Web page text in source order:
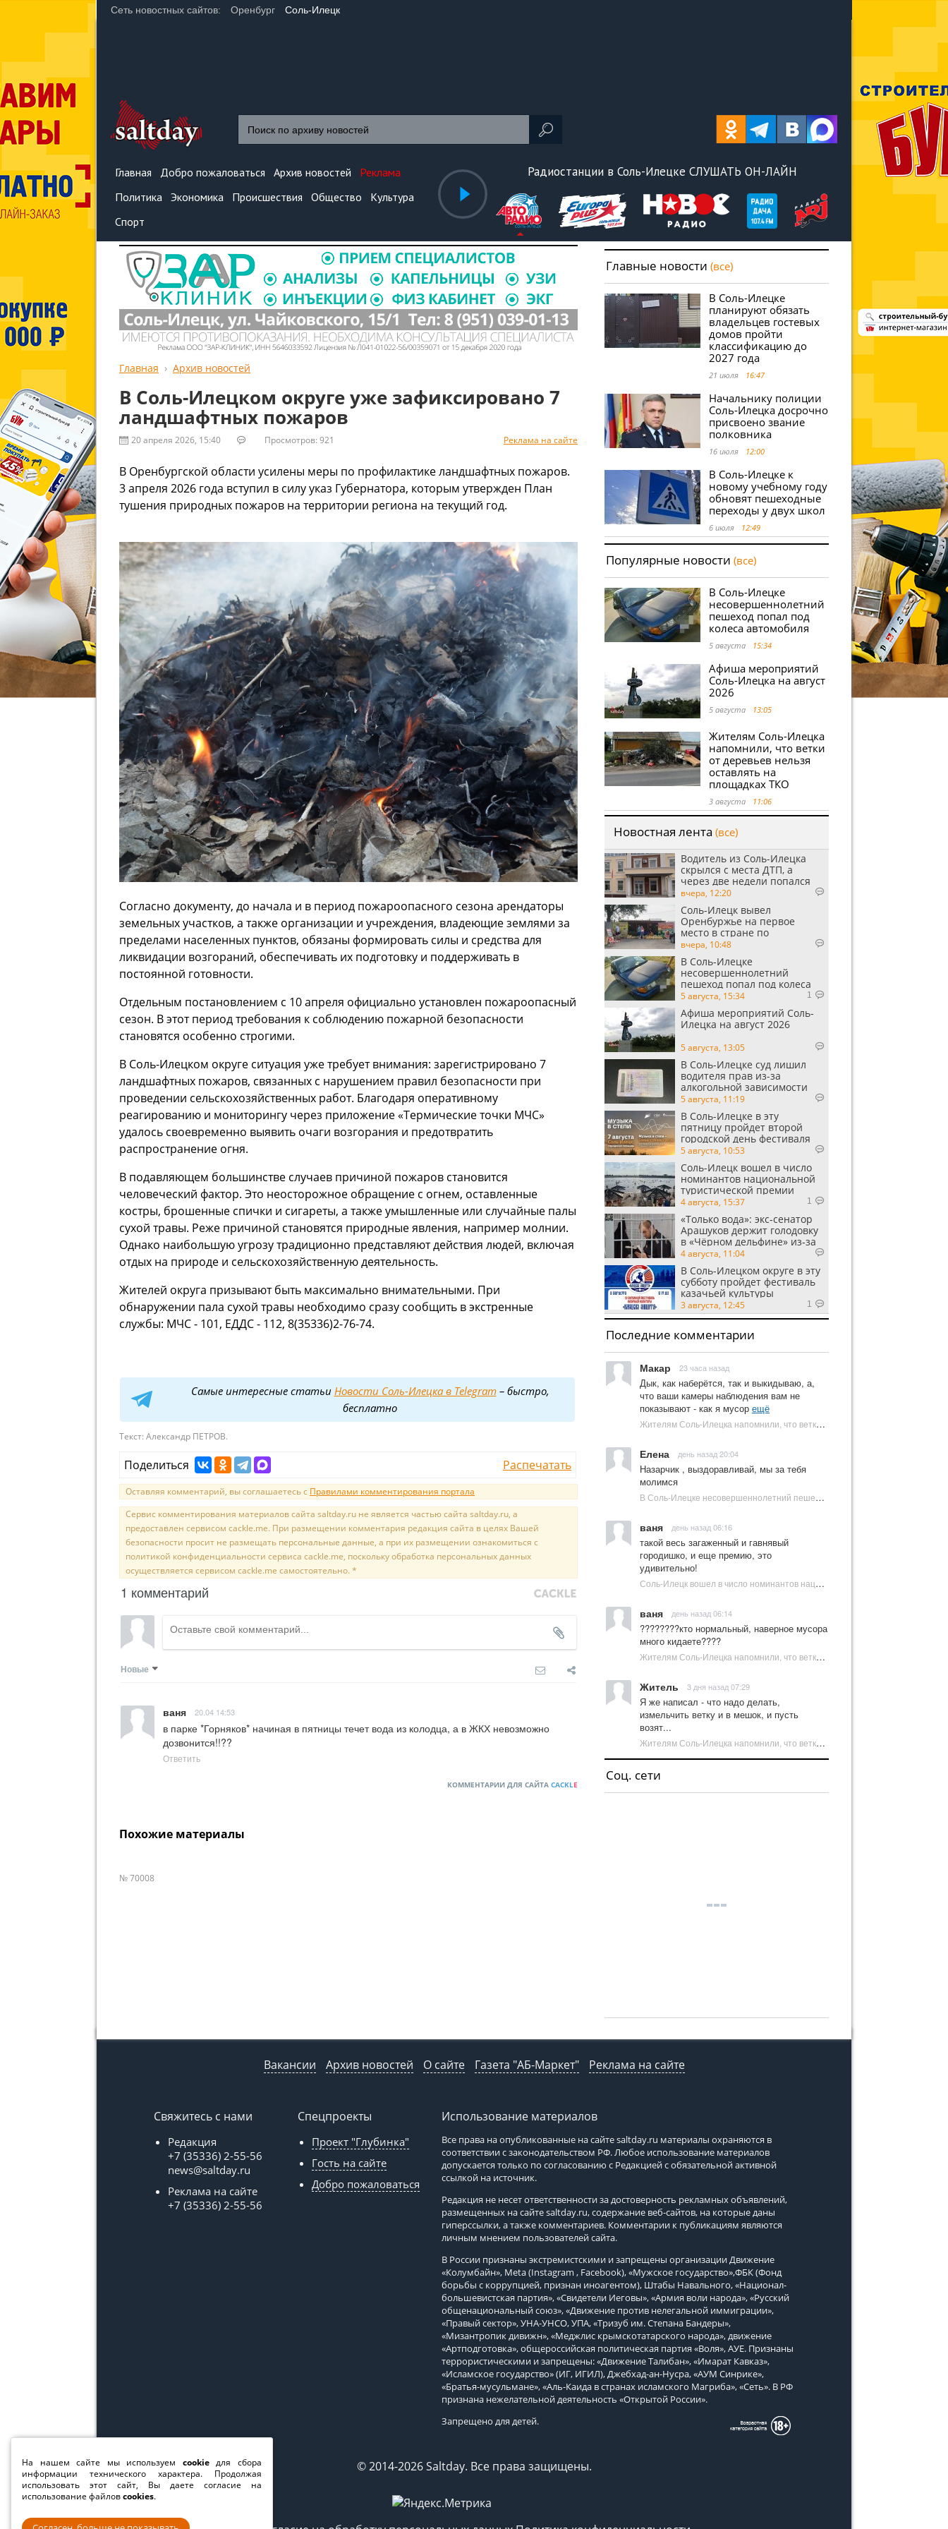
Сеть новостных сайтов: Оренбург Соль-Илецк
Главная Добро пожаловаться Архив новостей
Реклама
Политика Экономика Происшествия Общество
Культура
Спорт
Радиостанции в Соль-Илецке СЛУШАТЬ ОН-ЛАЙН
Главная Архив новостей
В Соль-Илецком округе уже зафиксировано 7
ландшафтных пожаров
20 апреля 2026, 15:40 Просмотров: 921 Реклама на сайте
В Оренбургской области усилены меры по профилактике ландшафтных пожаров.
3 апреля 2026 года вступил в силу указ Губернатора, которым утвержден План
тушения природных пожаров на территории региона на текущий год.
Согласно документу, до начала и в период пожароопасного сезона арендаторы
земельных участков, а также организации и учреждения, владеющие землями за
пределами населенных пунктов, обязаны формировать силы и средства для
ликвидации возгораний, обеспечивать их подготовку и поддерживать в
постоянной готовности.
Отдельным постановлением с 10 апреля официально установлен пожароопасный
сезон. В этот период требования к соблюдению пожарной безопасности
становятся особенно строгими.
В Соль-Илецком округе ситуация уже требует внимания: зарегистрировано 7
ландшафтных пожаров, связанных с нарушением правил безопасности при
проведении сельскохозяйственных работ. Благодаря оперативному
реагированию и мониторингу через приложение «Термические точки МЧС»
удалось своевременно выявить очаги возгорания и предотвратить
распространение огня.
В подавляющем большинстве случаев причиной пожаров становится
человеческий фактор. Это неосторожное обращение с огнем, оставленные
костры, брошенные спички и сигареты, а также умышленные или случайные палы
сухой травы. Реже причиной становятся природные явления, например молнии.
Однако наибольшую угрозу традиционно представляют действия людей, включая
отдых на природе и сельскохозяйственную деятельность.
Жителей округа призывают быть максимально внимательными. При
обнаружении пала сухой травы необходимо сразу сообщить в экстренные
службы: МЧС - 101, ЕДДС - 112, 8(35336)2-76-74.
Самые интересные статьи Новости Соль-Илецка в Telegram– быстро,
бесплатно
Текст: Александр ПЕТРОВ.
Поделиться Распечатать
Оставляя комментарий, вы соглашаетесь с Правилами комментирования портала
Сервис комментирования материалов сайта saltday.ru не является частью сайта saltday.ru, а
предоставлен сервисом cackle.me. При размещении комментария редакция сайта в целях Вашей
безопасности просит не размещать персональные данные, а при их размещении ознакомиться с
политикой конфиденциальности сервиса cackle.me, поскольку обработка персональных данных
осуществляется сервисом cackle.me самостоятельно. *
1 комментарий
Новые
ваня 20.04 14:53
в парке *Горняков* начиная в пятницы течет вода из колодца, а в ЖКХ невозможно
дозвонится!!??
Ответить
КОММЕНТАРИИ ДЛЯ САЙТА CACKLE
Похожие материалы
№ 70008
Главные новости (все)
В Соль-Илецке
планируют обязать
владельцев гостевых
домов пройти
классификацию до
2027 года
21 июля 16:47
Начальнику полиции
Соль-Илецка досрочно
присвоено звание
полковника
16 июля 12:00
В Соль-Илецке к
новому учебному году
обновят пешеходные
переходы у двух школ
6 июля 12:49
Популярные новости (все)
В Соль-Илецке
несовершеннолетний
пешеход попал под
колеса автомобиля
5 августа 15:34
Афиша мероприятий
Соль-Илецка на август
2026
5 августа 13:05
Жителям Соль-Илецка
напомнили, что ветки
от деревьев нельзя
оставлять на
площадках ТКО
3 августа 11:06
Новостная лента (все)
Водитель из Соль-Илецка
скрылся с места ДТП, а
через две недели попался
пьяным
вчера, 12:20
Соль-Илецк вывел
Оренбуржье на первое
место в стране по
выращиванию арбузов
вчера, 10:48
В Соль-Илецке
несовершеннолетний
пешеход попал под колеса
автомобиля
5 августа, 15:34 1
Афиша мероприятий Соль-
Илецка на август 2026
5 августа, 13:05
В Соль-Илецке суд лишил
водителя прав из-за
алкогольной зависимости
5 августа, 11:19
В Соль-Илецке в эту
пятницу пройдет второй
городской день фестиваля
«Музыка в степи»
5 августа, 10:53
Соль-Илецк вошел в число
номинантов национальной
туристической премии
Russian Traveler Awards
4 августа, 15:37 1
«Только вода»: экс‑сенатор
Арашуков держит голодовку
в «Чёрном дельфине» из‑за
духоты на рабочем месте
4 августа, 11:04
В Соль-Илецком округе в эту
субботу пройдет фестиваль
казачьей культуры
3 августа, 12:45 1
Последние комментарии
Макар 23 часа назад
Дык, как наберётся, так и выкидываю, а,
что ваши камеры наблюдения вам не
показывают - как я мусор ещё
Жителям Соль-Илецка напомнили, что ветки от деревьев нельзя оставлять на площадках ТКО | Новости Соль-Илецка
Елена день назад 20:04
Назарчик , выздоравливай, мы за тебя
молимся
В Соль-Илецке несовершеннолетний пешеход попал под колеса автомобиля | Новости Соль-Илецка
ваня день назад 06:16
такой весь загаженный и гавнявый
городишко, и еще премию, это
удивительно!
Соль-Илецк вошел в число номинантов национальной туристической премии Russian Traveler Awards | Новости Соль-Илецка
ваня день назад 06:14
????????кто нормальный, наверное мусора
много кидаете????
Жителям Соль-Илецка напомнили, что ветки от деревьев нельзя оставлять на площадках ТКО | Новости Соль-Илецка
Житель 3 дня назад 07:29
Я же написал - что надо делать,
измельчить ветку и в мешок, и пусть
возят...
Жителям Соль-Илецка напомнили, что ветки от деревьев нельзя оставлять на площадках ТКО | Новости Соль-Илецка
Соц. сети
Вакансии Архив новостей О сайте Газета "АБ-Маркет" Реклама на сайте
Свяжитесь с нами
Редакция
+7 (35336) 2-55-56
news@saltday.ru
Реклама на сайте
+7 (35336) 2-55-56
Спецпроекты
Проект "Глубинка"
Гость на сайте
Добро пожаловаться
Использование материалов
Все права на опубликованные на сайтеsaltday.ru материалы охраняются в
соответствии с законодательством РФ. Любое использование материалов
допускается только по согласованию с Редакцией с обязательной активной
ссылкой на источник.
Редакция не несет ответственности за достоверность рекламных объявлений,
размещенных на сайтеsaltday.ru, содержание веб-сайтов, на которые даны
гиперссылки, а также комментариев. Комментарии к публикациям являются
личным мнением пользователей сайта.
В России признаны экстремистскими и запрещены организации Движение
«Колумбайн», Meta (Instagram , Facebook), «Мужское государство»,ФБК (Фонд
борьбы с коррупцией, признан иноагентом), Штабы Навального, «Национал-
большевистская партия», «Свидетели Иеговы», «Армия воли народа», «Русский
общенациональный союз», «Движение против нелегальной иммиграции»,
«Правый сектор», УНА-УНСО, УПА, «Тризуб им. Степана Бандеры»,
«Мизантропик дивижн», «Меджлис крымскотатарского народа», движение
«Артподготовка», общероссийская политическая партия «Воля», АУЕ. Признаны
террористическими и запрещены: «Движение Талибан», «Имарат Кавказ»,
«Исламское государство» (ИГ, ИГИЛ), Джебхад-ан-Нусра, «АУМ Синрике»,
«Братья-мусульмане», «Аль-Каида в странах исламского Магриба», «Сеть». В РФ
признана нежелательной деятельность «Открытой России».
Запрещено для детей.
© 2014-2026 Saltday. Все права защищены.
На нашем сайте мы используем cookieдля сбора
информации технического характера. Продолжая
использовать этот сайт, Вы даете согласие на
использование файловcookies.